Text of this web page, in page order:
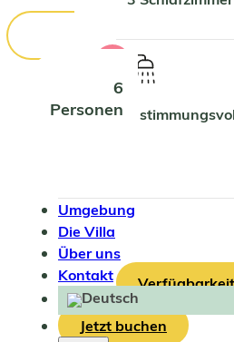
6
Personen
2
Umgebung
Die Villa
Über uns
Kontakt
Jetzt buchen